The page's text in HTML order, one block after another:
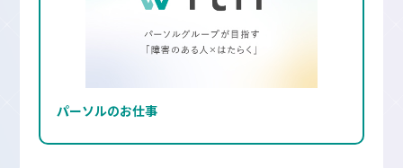
パーソルのお仕事